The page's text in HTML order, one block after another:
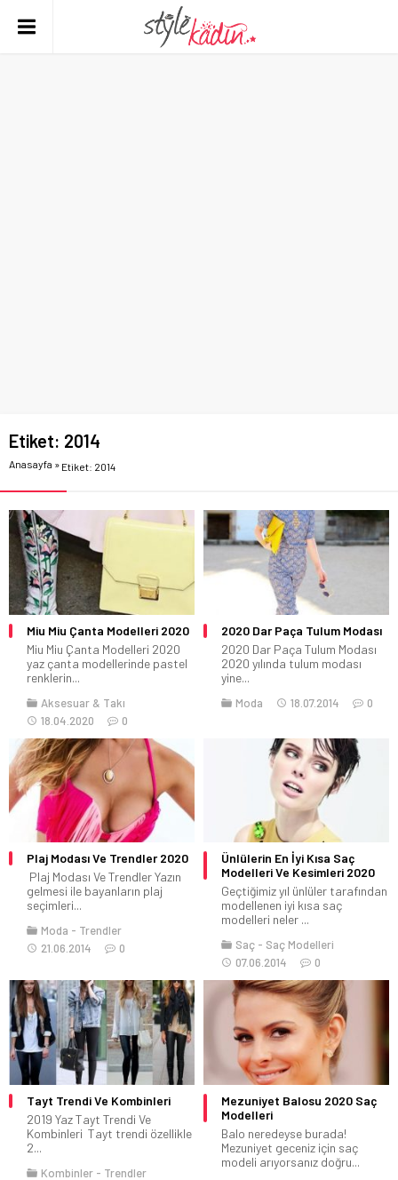
Etiket: 2014
Anasayfa » Etiket: 2014
Miu Miu Çanta Modelleri 2020
Miu Miu Çanta Modelleri 2020
yaz çanta modellerinde pastel
renklerin...
Aksesuar & Takı
18.04.2020
0
2020 Dar Paça Tulum Modası
2020 Dar Paça Tulum Modası
2020 yılında tulum modası
yine...
Moda 18.07.2014 0
Plaj Modası Ve Trendler 2020
Plaj Modası Ve Trendler Yazın
gelmesi ile bayanların plaj
seçimleri...
Moda
Trendler
21.06.2014
0
Ünlülerin En İyi Kısa Saç
Modelleri Ve Kesimleri 2020
Geçtiğimiz yıl ünlüler tarafından
modellenen iyi kısa saç
modelleri neler ...
Saç
Saç Modelleri
07.06.2014
0
Tayt Trendi Ve Kombinleri
2019 Yaz Tayt Trendi Ve
Kombinleri Tayt trendi özellikle
2...
Kombinler
Trendler
Mezuniyet Balosu 2020 Saç
Modelleri
Balo neredeyse burada!
Mezuniyet geceniz için saç
modeli arıyorsanız doğru...